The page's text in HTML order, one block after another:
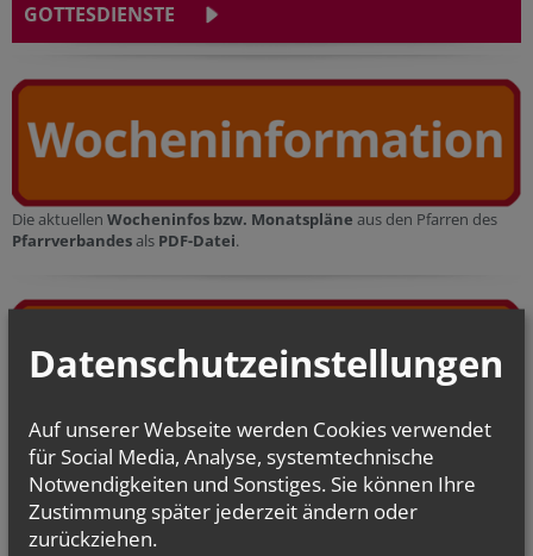
GOTTESDIENSTE
Die aktuellen Wocheninfos bzw. Monatspläne aus den Pfarren des
Pfarrverbandesals PDF-Datei.
Lesen Sie die aktuellenPfarrzeitungenaus den Pfarren des
PfarrverbandesalsPDF-Datei.
Gottesdienste im Pfarrverband
Datenschutzeinstellungen
Auf unserer Webseite werden Cookies verwendet
für Social Media, Analyse, systemtechnische
Notwendigkeiten und Sonstiges. Sie können Ihre
Zustimmung später jederzeit ändern oder
zurückziehen.